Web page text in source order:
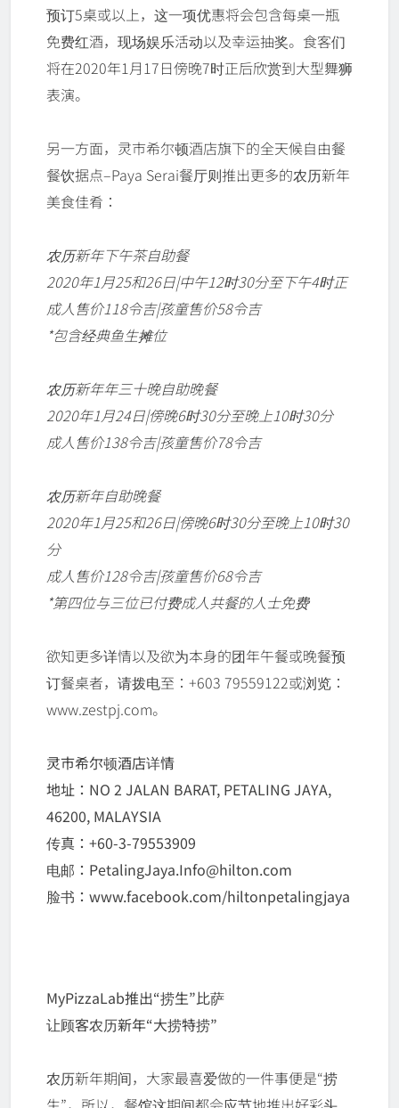
预订5桌或以上，这一项优惠将会包含每桌一瓶
免费红酒，现场娱乐活动以及幸运抽奖。食客们
将在2020年1月17日傍晚7时正后欣赏到大型舞狮
表演。
另一方面，灵市希尔顿酒店旗下的全天候自由餐
餐饮据点–Paya Serai餐厅则推出更多的农历新年
美食佳肴：
农历新年下午茶自助餐
2020年1月25和26日|中午12时30分至下午4时正
成人售价118令吉|孩童售价58令吉
*包含经典鱼生摊位
农历新年年三十晚自助晚餐
2020年1月24日|傍晚6时30分至晚上10时30分
成人售价138令吉|孩童售价78令吉
农历新年自助晚餐
2020年1月25和26日|傍晚6时30分至晚上10时30
分
成人售价128令吉|孩童售价68令吉
*第四位与三位已付费成人共餐的人士免费
欲知更多详情以及欲为本身的团年午餐或晚餐预
订餐桌者，请拨电至：+603 79559122或浏览：
www.zestpj.com。
灵市希尔顿酒店详情
地址：NO 2 JALAN BARAT, PETALING JAYA,
46200, MALAYSIA
传真：+60-3-79553909
电邮：PetalingJaya.Info@hilton.com
脸书：www.facebook.com/hiltonpetalingjaya
MyPizzaLab推出“捞生”比萨
让顾客农历新年“大捞特捞”
农历新年期间，大家最喜爱做的一件事便是“捞